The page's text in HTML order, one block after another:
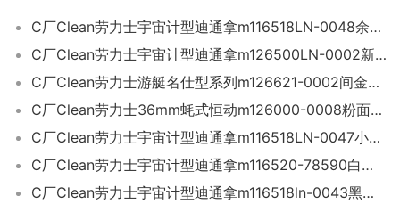
C厂Clean劳力士宇宙计型迪通拿m116518LN-0048余文乐迪「4130机芯」
C厂Clean劳力士宇宙计型迪通拿m126500LN-0002新黑迪「4131机芯」
C厂Clean劳力士游艇名仕型系列m126621-0002间金黑面游艇40mm
C厂Clean劳力士36mm蚝式恒动m126000-0008粉面「3230机芯」
C厂Clean劳力士宇宙计型迪通拿m116518LN-0047小怪兽迪「4130机芯」
C厂Clean劳力士宇宙计型迪通拿m116520-78590白钢迪「4130机芯」
C厂Clean劳力士宇宙计型迪通拿m116518ln-0043黑金迪「4130机芯」